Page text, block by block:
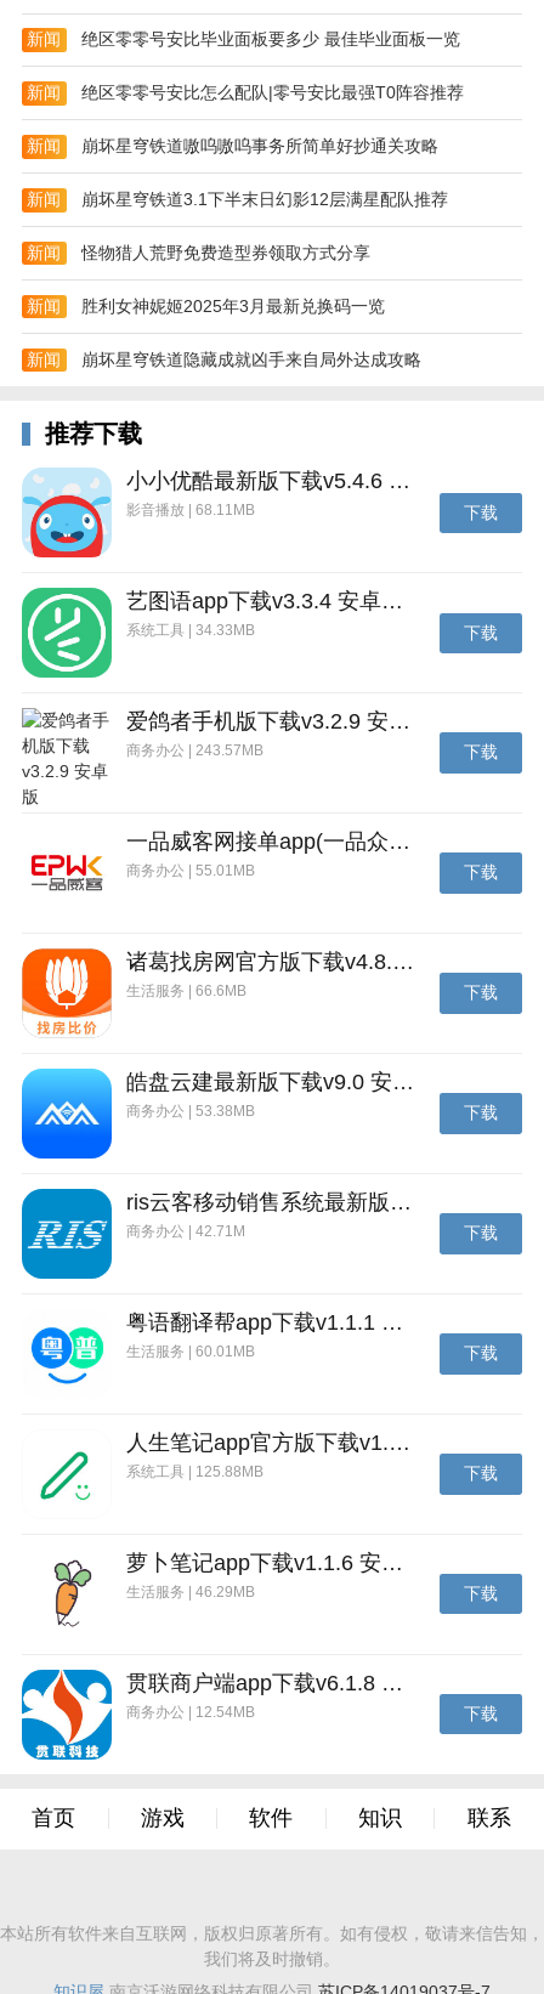
换自己想要去的旅游地。
使用说明
个人订单界面可以查看到自己购买过的飞机票和相应的
购物订单。
快速帮你搞定火车票、飞机票的预约，让你不再担心自
己有没有买票。
每天为用户推送相关的景点旅游攻略和套餐价格，根据
自己的情况选择。
商城里面可以买到非常多的商品，每一款商品都有着独
家的折扣价。
新闻 绝区零零号安比毕业面板要多少 最佳毕业面板一览
新闻 绝区零零号安比怎么配队|零号安比最强T0阵容推荐
新闻 崩坏星穹铁道嗷呜嗷呜事务所简单好抄通关攻略
新闻 崩坏星穹铁道3.1下半末日幻影12层满星配队推荐
新闻 怪物猎人荒野免费造型券领取方式分享
新闻 胜利女神妮姬2025年3月最新兑换码一览
新闻 崩坏星穹铁道隐藏成就凶手来自局外达成攻略
推荐下载
小小优酷最新版下载v5.4.6 安卓官方版
影音播放 | 68.11MB 下载
艺图语app下载v3.3.4 安卓免费版
系统工具 | 34.33MB 下载
爱鸽者手机版下载v3.2.9 安卓版
商务办公 | 243.57MB 下载
一品威客网接单app(一品众包)下载v2.7.1 安卓最新版
商务办公 | 55.01MB 下载
诸葛找房网官方版下载v4.8.1.1 安卓最新版
生活服务 | 66.6MB 下载
皓盘云建最新版下载v9.0 安卓版
商务办公 | 53.38MB 下载
ris云客移动销售系统最新版下载v1.1.25 安卓手机版
商务办公 | 42.71M 下载
粤语翻译帮app下载v1.1.1 安卓版
生活服务 | 60.01MB 下载
人生笔记app官方版下载v1.19.4 安卓版
系统工具 | 125.88MB 下载
萝卜笔记app下载v1.1.6 安卓版
生活服务 | 46.29MB 下载
贯联商户端app下载v6.1.8 安卓版
商务办公 | 12.54MB 下载
首页 游戏 软件 知识 联系
本站所有软件来自互联网，版权归原著所有。如有侵权，敬请来信告知，
我们将及时撤销。